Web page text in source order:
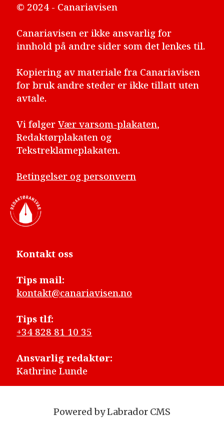
© 2024 - Canariavisen
Canariavisen er ikke ansvarlig for
innhold på andre sider som det lenkes til.
Kopiering av materiale fra Canariavisen
for bruk andre steder er ikke tillatt uten
avtale.
Vi følgerVær varsom-plakaten,
Redaktørplakaten og
Tekstreklameplakaten.
Betingelser og personvern
Kontakt oss
Tips mail:
kontakt@canariavisen.no
Tips tlf:
+34 828 81 10 35
Ansvarlig redaktør:
Kathrine Lunde
Powered by Labrador CMS